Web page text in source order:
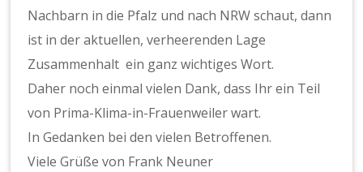
Nachbarn in die Pfalz und nach NRW schaut, dann
ist in der aktuellen, verheerenden Lage
Zusammenhalt ein ganz wichtiges Wort.
Daher noch einmal vielen Dank, dass Ihr ein Teil
von Prima-Klima-in-Frauenweiler wart.
In Gedanken bei den vielen Betroffenen.
Viele Grüße von Frank Neuner